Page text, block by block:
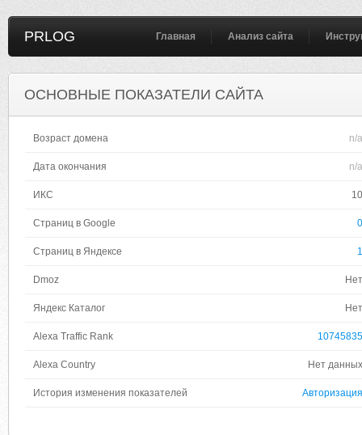
PRLOG Главная Анализ сайта
ОСНОВНЫЕ ПОКАЗАТЕЛИ САЙТА
Возраст домена n/a
Дата окончания n/a
ИКС 10
Страниц в Google 0
Страниц в Яндексе 1
Dmoz Нет
Яндекс Каталог Нет
Alexa Traffic Rank 10745835
Alexa Country Нет данных
История изменения показателей Авторизация